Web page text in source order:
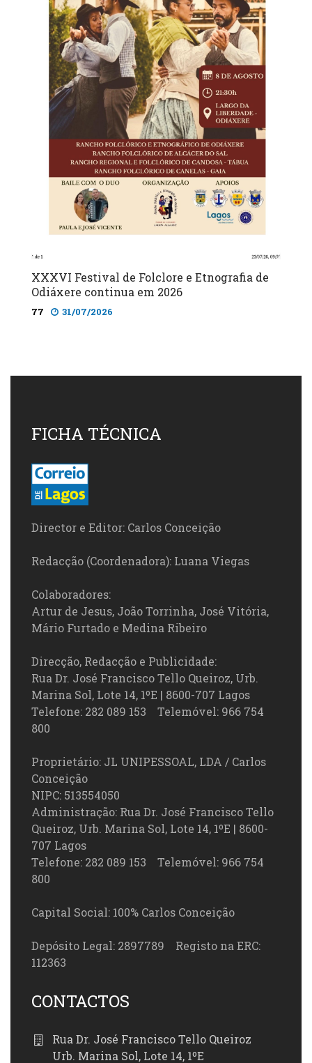
XXXVI Festival de Folclore e Etnografia de
Odiáxere continua em 2026
77 31/07/2026
FICHA TÉCNICA
Director e Editor: Carlos Conceição
Redacção (Coordenadora): Luana Viegas
Colaboradores:
Artur de Jesus, João Torrinha, José Vitória,
Mário Furtado e Medina Ribeiro
Direcção, Redacção e Publicidade:
Rua Dr. José Francisco Tello Queiroz, Urb.
Marina Sol, Lote 14, 1ºE | 8600-707 Lagos
Telefone: 282 089 153 Telemóvel: 966 754
800
Proprietário: JL UNIPESSOAL, LDA / Carlos
Conceição
NIPC: 513554050
Administração: Rua Dr. José Francisco Tello
Queiroz, Urb. Marina Sol, Lote 14, 1ºE | 8600-
707 Lagos
Telefone: 282 089 153 Telemóvel: 966 754
800
Capital Social: 100% Carlos Conceição
Depósito Legal: 2897789 Registo na ERC:
112363
CONTACTOS
Rua Dr. José Francisco Tello Queiroz
Urb. Marina Sol, Lote 14, 1ºE